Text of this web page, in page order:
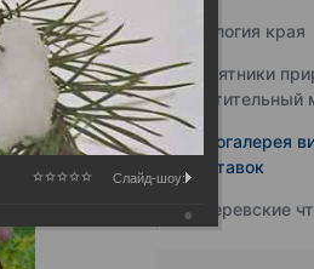
Экология края
Памятники
растительный
Фотогалерея
выставок
Юферевские
Слайд-шоу: